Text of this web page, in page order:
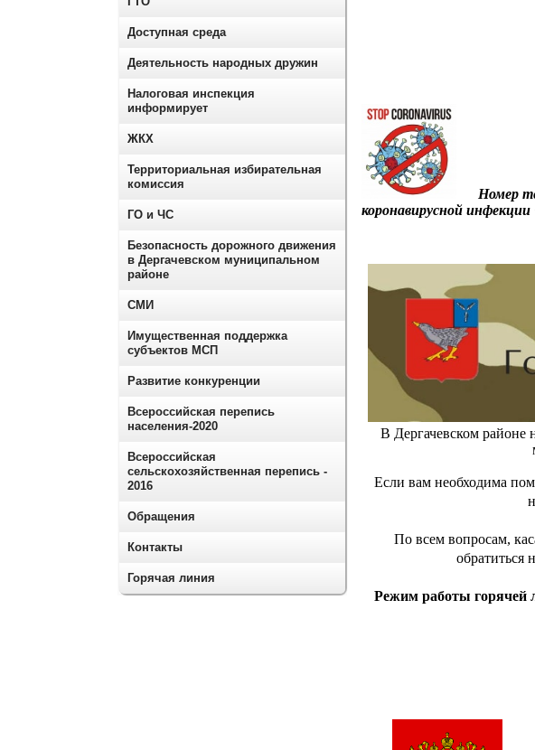
Номер
коронавирусной инфекции
В Дергачевском районе
Если вам необходима
По всем вопросам,
Режим работы горячей
Доступная среда
Деятельность народных дружин
Налоговая инспекция
информирует
ЖКХ
Территориальная избирательная
комиссия
ГО и ЧС
Безопасность дорожного движения
в Дергачевском муниципальном
районе
СМИ
Имущественная поддержка
субъектов МСП
Развитие конкуренции
Всероссийская перепись
населения-2020
Всероссийская
сельскохозяйственная перепись -
2016
Обращения
Контакты
Горячая линия